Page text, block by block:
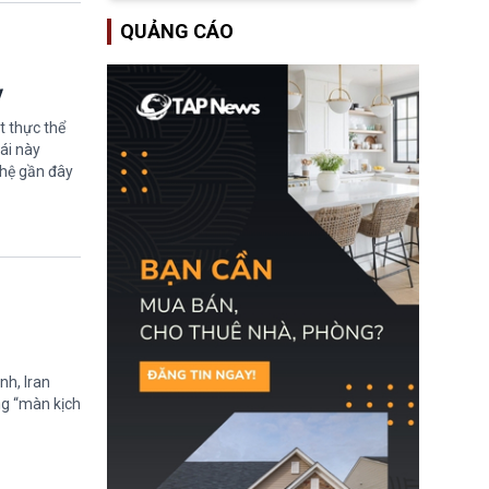
thực thể
này
gần đây
Iran
“màn kịch
quốc gia quá tải.
trưởng. Mặc dù vậy,
nhiều chính trị gia đảng
Cộng hoà (GOP) vẫn tỏ
ra hoài nghi, thậm chí
tuyên bố sẽ lên tiếng
phản đối khi đề cử này
được đưa ra toàn thể bỏ
QUẢNG CÁO